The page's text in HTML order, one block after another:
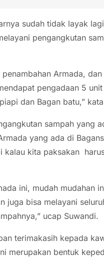
sudah tidak layak
pengangkutan
Armada,
pengadaan 5
dan Bagan batu,”
sampah yang
yang ada di
kalau kita paksakan
ini, mudah mudahan
juga bisa melayani
ucap Suwandi.
terimakasih kepada
merupakan bentuk